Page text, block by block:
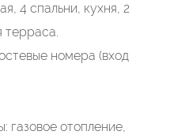
4 спальни, кухня, 2
терраса.
номера (вход
газовое отопление,